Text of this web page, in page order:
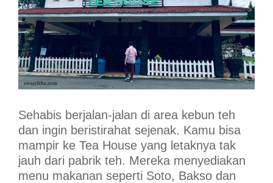
Sehabis berjalan-jalan di area kebun teh
dan ingin beristirahat sejenak. Kamu bisa
mampir ke Tea House yang letaknya tak
jauh dari pabrik teh. Mereka menyediakan
menu makanan seperti Soto, Bakso dan